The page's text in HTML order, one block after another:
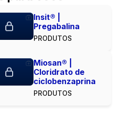
Insit® |
Pregabalina
PRODUTOS
Miosan® |
Cloridrato de
ciclobenzaprina
PRODUTOS